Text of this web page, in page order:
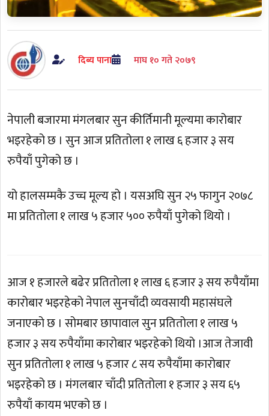
दिब्य पाना माघ १० गते २०७९
नेपाली बजारमा मंगलबार सुन कीर्तिमानी मूल्यमा कारोबार
भइरहेको छ । सुन आज प्रतितोला १ लाख ६ हजार ३ सय
रुपैयाँ पुगेको छ ।
यो हालसम्मकै उच्च मूल्य हो । यसअघि सुन २५ फागुन २०७८
मा प्रतितोला १ लाख ५ हजार ५०० रुपैयाँ पुगेको थियो ।
आज १ हजारले बढेर प्रतितोला १ लाख ६ हजार ३ सय रुपैयाँमा
कारोबार भइरहेको नेपाल सुनचाँदी व्यवसायी महासंघले
जनाएको छ । सोमबार छापावाल सुन प्रतितोला १ लाख ५
हजार ३ सय रुपैयाँमा कारोबार भइरहेको थियो ।आज तेजावी
सुन प्रतितोला १ लाख ५ हजार ८ सय रुपैयाँमा कारोबार
भइरहेको छ । मंगलबार चाँदी प्रतितोला १ हजार ३ सय ६५
रुपैयाँ कायम भएको छ ।